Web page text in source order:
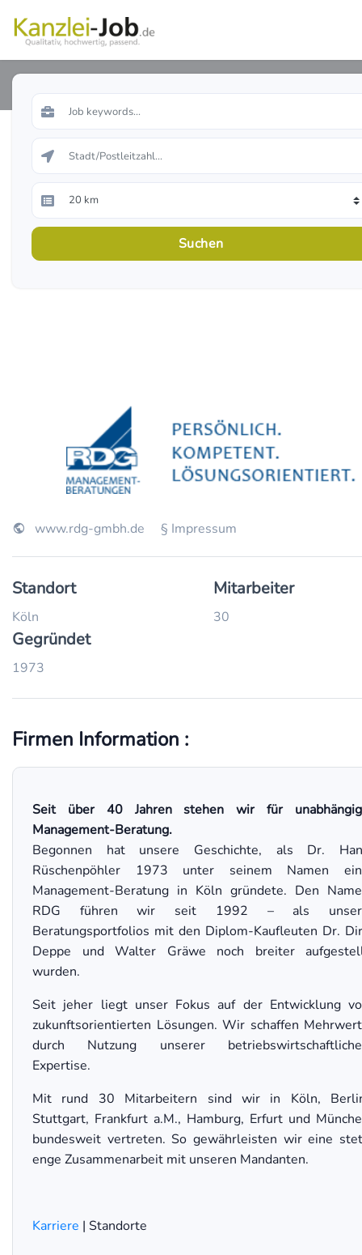
www.rdg-gmbh.de § Impressum
Standort
Köln
Mitarbeiter
30
Gegründet
1973
Firmen Information :
Seit über 40 Jahren stehen wir für
Management-Beratung.
Begonnen hat unsere Geschichte, als Dr.
Rüschenpöhler 1973 unter seinem Namen
Management-Beratung in Köln gründete. Den
RDG führen wir seit 1992 – als
Beratungsportfolios mit den Diplom-Kaufleuten Dr.
Deppe und Walter Gräwe noch breiter
wurden.
Seit jeher liegt unser Fokus auf der Entwicklung
zukunftsorientierten Lösungen. Wir schaffen
durch Nutzung unserer
Expertise.
Mit rund 30 Mitarbeitern sind wir in Köln,
Stuttgart, Frankfurt a.M., Hamburg, Erfurt und
bundesweit vertreten. So gewährleisten wir eine
enge Zusammenarbeit mit unseren Mandanten.
Karriere | Standorte